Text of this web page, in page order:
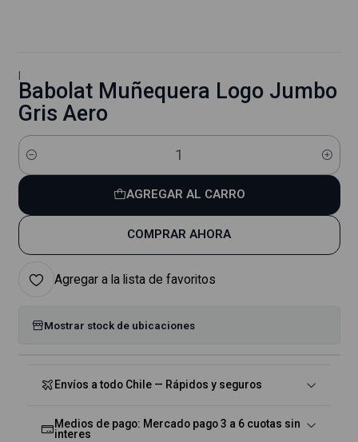
|
Babolat Muñequera Logo Jumbo
Gris Aero
Cantidad
AGREGAR AL CARRO
COMPRAR AHORA
Agregar a la lista de favoritos
Mostrar stock de ubicaciones
Envíos a todo Chile — Rápidos y seguros
Medios de pago: Mercado pago 3 a 6 cuotas sin
interes